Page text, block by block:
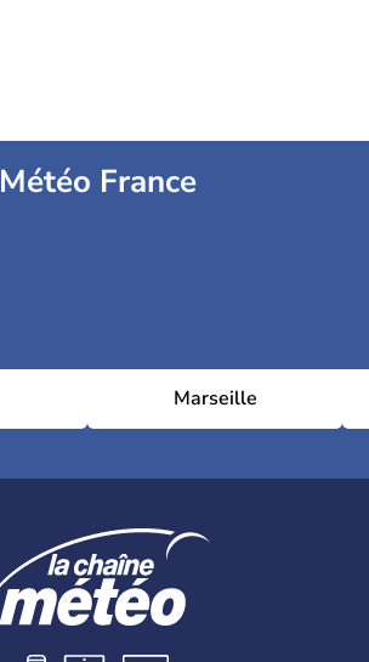
Météo France
Marseille